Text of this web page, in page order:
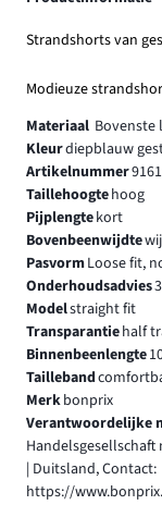
Strandshorts van
Modieuze
Materiaal Bovenste
Kleurdiepblauw
Artikelnummer
Taillehoogtehoog
Pijplengtekort
Bovenbeenwijdte
PasvormLoose fit,
Onderhoudsadvies
Modelstraight fit
Transparantiehalf
Binnenbeenlengte
Tailleband
Merkbonprix
Verantwoordelijke
Handelsgesellschaft
| Duitsland, Contact:
https://